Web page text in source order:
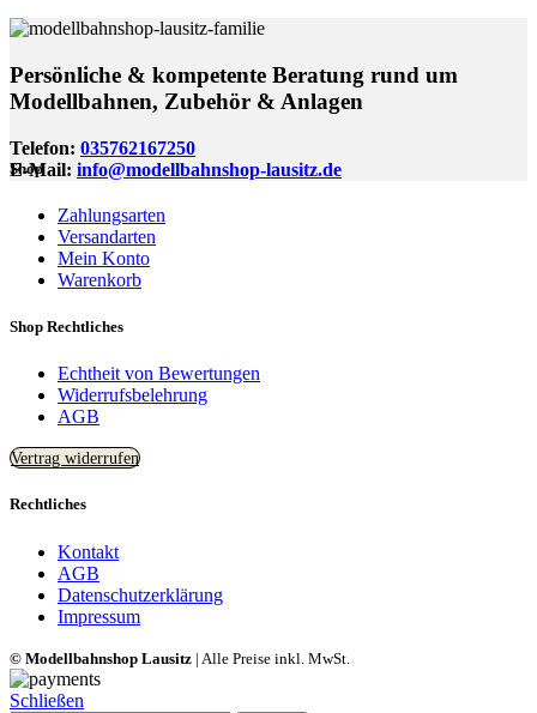
Persönliche & kompetente Beratung rund um
Modellbahnen, Zubehör & Anlagen
Telefon: 035762167250
E-Mail: info@modellbahnshop-lausitz.de
Shop
Zahlungsarten
Versandarten
Mein Konto
Warenkorb
Shop Rechtliches
Echtheit von Bewertungen
Widerrufsbelehrung
AGB
Vertrag widerrufen
Rechtliches
Kontakt
AGB
Datenschutzerklärung
Impressum
© Modellbahnshop Lausitz | Alle Preise inkl. MwSt.
Schließen